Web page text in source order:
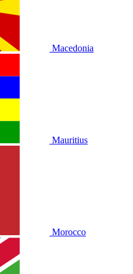
Macedonia
Mauritius
Morocco